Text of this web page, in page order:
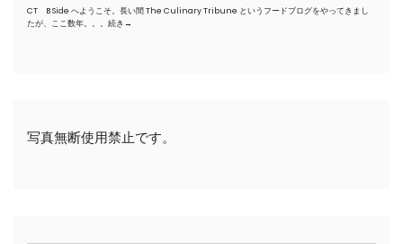
CT B Side へようこそ。長い間 The Culinary Tribune というフードブログをやってきまし
たが、ここ数年。。。 続き→
写真無断使用禁止です。